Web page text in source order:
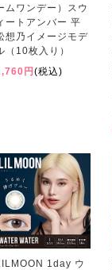
ムワンデー）スウ
ートアンバー 平
想乃イメージモデ
（10枚入り）
円(税込)
1day ウ